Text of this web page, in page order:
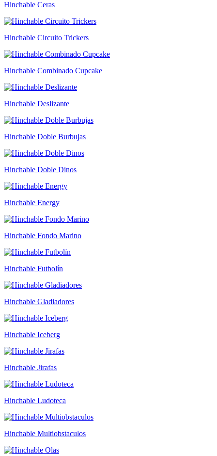
Hinchable Ceras
Hinchable Circuito Trickers
Hinchable Combinado Cupcake
Hinchable Deslizante
Hinchable Doble Burbujas
Hinchable Doble Dinos
Hinchable Energy
Hinchable Fondo Marino
Hinchable Futbolín
Hinchable Gladiadores
Hinchable Iceberg
Hinchable Jirafas
Hinchable Ludoteca
Hinchable Multiobstaculos